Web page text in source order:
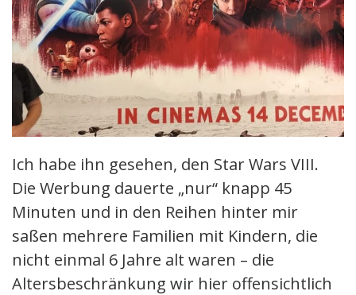
Ich habe ihn gesehen, den Star Wars VIII.
Die Werbung dauerte „nur“ knapp 45
Minuten und in den Reihen hinter mir
saßen mehrere Familien mit Kindern, die
nicht einmal 6 Jahre alt waren – die
Altersbeschränkung wir hier offensichtlich